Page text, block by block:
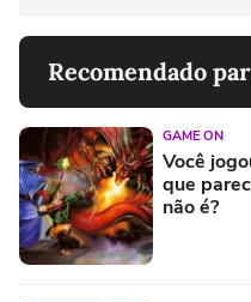
Recomendado
GAME ON
Você
que
não é?